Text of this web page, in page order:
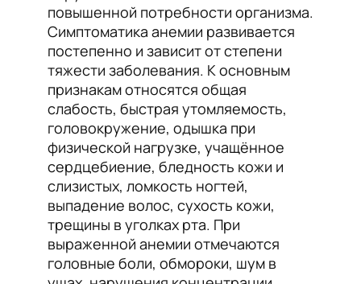
повышенной потребности организма.
Симптоматика анемии развивается
постепенно и зависит от степени
тяжести заболевания. К основным
признакам относятся общая
слабость, быстрая утомляемость,
головокружение, одышка при
физической нагрузке, учащённое
сердцебиение, бледность кожи и
слизистых, ломкость ногтей,
выпадение волос, сухость кожи,
трещины в уголках рта. При
выраженной анемии отмечаются
головные боли, обмороки, шум в